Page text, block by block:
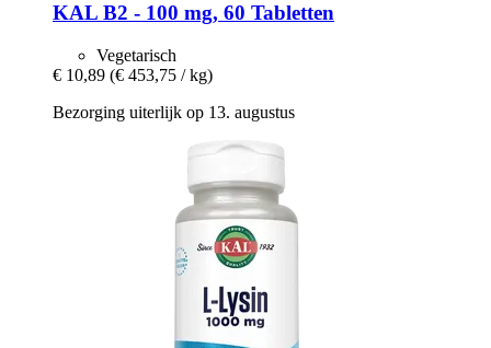
KAL B2 -​ 100 mg, 60 Tabletten
Vegetarisch
€ 10,89 (€ 453,75 / kg)
Bezorging uiterlijk op 13. augustus